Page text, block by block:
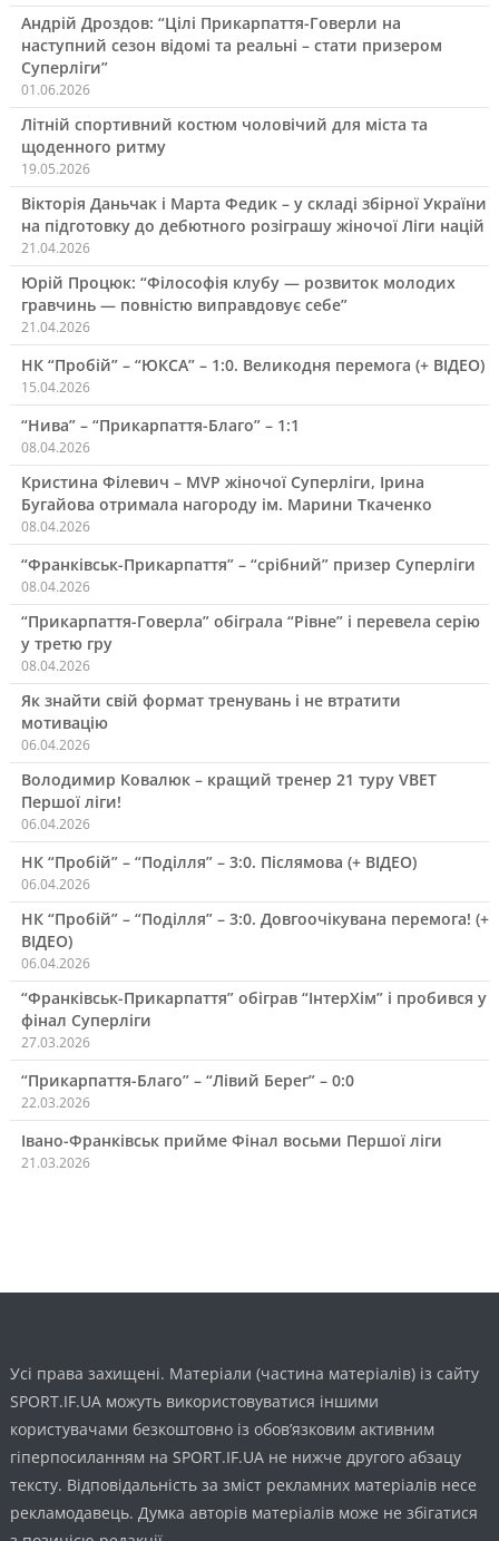
Андрій Дроздов: “Цілі Прикарпаття-Говерли на
наступний сезон відомі та реальні – стати призером
Суперліги”
01.06.2026
Літній спортивний костюм чоловічий для міста та
щоденного ритму
19.05.2026
Вікторія Даньчак і Марта Федик – у складі збірної України
на підготовку до дебютного розіграшу жіночої Ліги націй
21.04.2026
Юрій Процюк: “Філософія клубу — розвиток молодих
гравчинь — повністю виправдовує себе”
21.04.2026
НК “Пробій” – “ЮКСА” – 1:0. Великодня перемога (+ ВІДЕО)
15.04.2026
“Нива” – “Прикарпаття-Благо” – 1:1
08.04.2026
Кристина Філевич – MVP жіночої Суперліги, Ірина
Бугайова отримала нагороду ім. Марини Ткаченко
08.04.2026
“Франківськ-Прикарпаття” – “срібний” призер Суперліги
08.04.2026
“Прикарпаття-Говерла” обіграла “Рівне” і перевела серію
у третю гру
08.04.2026
Як знайти свій формат тренувань і не втратити
мотивацію
06.04.2026
Володимир Ковалюк – кращий тренер 21 туру VBET
Першої ліги!
06.04.2026
НК “Пробій” – “Поділля” – 3:0. Післямова (+ ВІДЕО)
06.04.2026
НК “Пробій” – “Поділля” – 3:0. Довгоочікувана перемога! (+
ВІДЕО)
06.04.2026
“Франківськ-Прикарпаття” обіграв “ІнтерХім” і пробився у
фінал Суперліги
27.03.2026
“Прикарпаття-Благо” – “Лівий Берег” – 0:0
22.03.2026
Івано-Франківськ прийме Фінал восьми Першої ліги
21.03.2026
Усі права захищені. Матеріали (частина матеріалів) із сайту
SPORT.IF.UA можуть використовуватися іншими
користувачами безкоштовно із обов’язковим активним
гіперпосиланням на SPORT.IF.UA не нижче другого абзацу
тексту. Відповідальність за зміст рекламних матеріалів несе
рекламодавець. Думка авторів матеріалів може не збігатися